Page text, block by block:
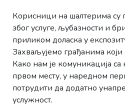
Корисници на шалтерима су
због услуге, љубазности и
приликом доласка у
Захваљујемо грађанима
Како нам је комуникација
првом месту, у наредном
потрудити да додатно
услужност.